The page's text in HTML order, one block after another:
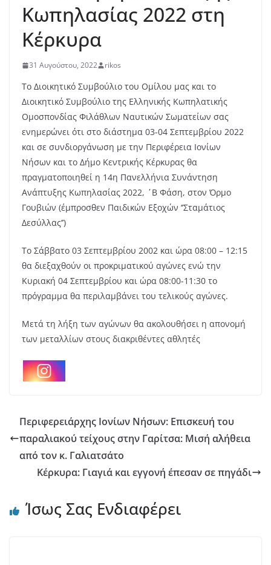
Κωπηλασίας 2022 στη
Κέρκυρα
31 Αυγούστου, 2022 rikos
Το Διοικητικό Συμβούλιο του Ομίλου μας και το
Διοικητικό Συμβούλιο της Ελληνικής Κωπηλατικής
Ομοσπονδίας Φιλάθλων Ναυτικών Σωματείων σας
ενημερώνει ότι στο διάστημα 03-04 Σεπτεμβρίου 2022
και σε συνδιοργάνωση με την Περιφέρεια Ιονίων
Νήσων και το Δήμο Κεντρικής Κέρκυρας θα
πραγματοποιηθεί η 14η Πανελλήνια Συνάντηση
Ανάπτυξης Κωπηλασίας 2022, ΄Β Φάση, στον Όρμο
Γουβιών (έμπροσθεν Παιδικών Εξοχών ‘’Σταμάτιος
Δεσύλλας’’)
Το Σάββατο 03 Σεπτεμβρίου 2002 και ώρα 08:00 – 12:15
θα διεξαχθούν οι προκριματικού αγώνες ενώ την
Κυριακή 04 Σεπτεμβρίου και ώρα 08:00-11:30 το
πρόγραμμα θα περιλαμβάνει του τελικούς αγώνες.
Μετά τη λήξη των αγώνων θα ακολουθήσει η απονομή
των μεταλλίων στους διακριθέντες αθλητές
Περιφερειάρχης Ιονίων Νήσων: Επισκευή του
παραλιακού τείχους στην Γαρίτσα: Μισή αλήθεια
από τον κ. Γαλιατσάτο
Κέρκυρα: Γιαγιά και εγγονή έπεσαν σε πηγάδι
Ίσως Σας Ενδιαφέρει